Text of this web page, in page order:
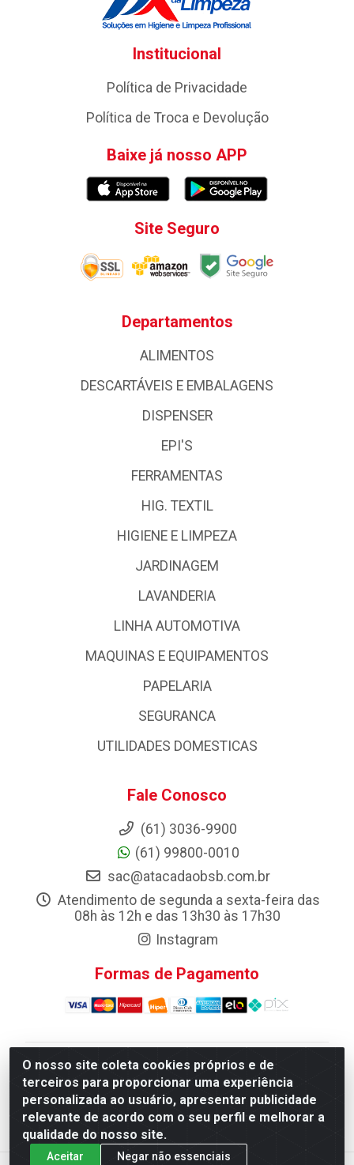
O nosso site coleta cookies próprios e de
terceiros para proporcionar uma experiência
personalizada ao usuário, apresentar publicidade
relevante de acordo com o seu perfil e melhorar a
qualidade do nosso site.
Aceitar Negar não essenciais
Institucional
Política de Privacidade
Política de Troca e Devolução
Baixe já nosso APP
Site Seguro
Departamentos
ALIMENTOS
DESCARTÁVEIS E EMBALAGENS
DISPENSER
EPI'S
FERRAMENTAS
HIG. TEXTIL
HIGIENE E LIMPEZA
JARDINAGEM
LAVANDERIA
LINHA AUTOMOTIVA
MAQUINAS E EQUIPAMENTOS
PAPELARIA
SEGURANCA
UTILIDADES DOMESTICAS
Fale Conosco
(61) 3036-9900
(61) 99800-0010
sac@atacadaobsb.com.br
Atendimento de segunda a sexta-feira das
08h às 12h e das 13h30 às 17h30
Instagram
Formas de Pagamento
Atacadao da Limpeza F. Pereira Queiroz Comercio e
Distribuicao LTDA - Quadra Qi 10 Lotes 39 e, 41 - Setor
Industrial (Taguatinga), Brasília/DF - CEP 72.135-100 -
CNPJ 13.184.675/0001-80